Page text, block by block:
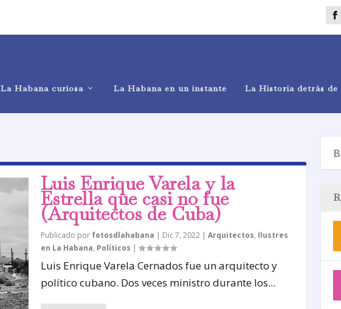
La Habana curiosa La Habana en un instante La Historia detrás de
Luis Enrique Varela y la
Estrella que casi no fue
(Arquitectos de Cuba)
Publicado por fotosdlahabana | Dic 7, 2022| Arquitectos, Ilustres
en La Habana, Políticos |
Luis Enrique Varela Cernados fue un arquitecto y
político cubano. Dos veces ministro durante los...